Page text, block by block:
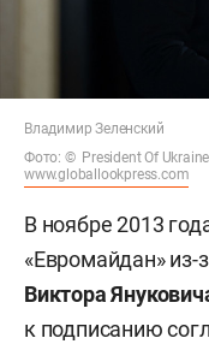
Владимир Зеленский
Фото: © President Of
www.globallookpress.com
В ноябре 2013
«Евромайдан»
Виктора
к подписанию